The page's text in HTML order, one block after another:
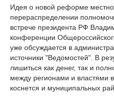
Идея о новой реформе
перераспределении
встрече президента РФ
конференции
уже обсуждается в
источники "Ведомостей". В
лишиться как денег, так и
между регионами и властями
коснется и муниципальных